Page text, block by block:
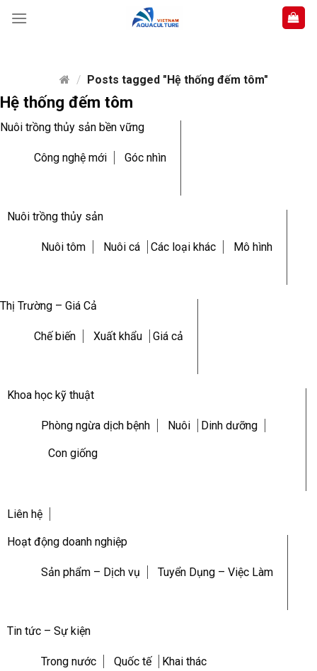
/ Posts tagged "Hệ thống đếm tôm"
Hệ thống đếm tôm
Nuôi trồng thủy sản bền vững
Công nghệ mới Góc nhìn
Nuôi trồng thủy sản
Nuôi tôm Nuôi cá Các loại khác Mô hình
Thị Trường – Giá Cả
Chế biến Xuất khẩu Giá cả
Khoa học kỹ thuật
Phòng ngừa dịch bệnh Nuôi Dinh dưỡng
Con giống
Liên hệ
Hoạt động doanh nghiệp
Sản phẩm – Dịch vụ Tuyển Dụng – Việc Làm
Tin tức – Sự kiện
Trong nước Quốc tế Khai thác